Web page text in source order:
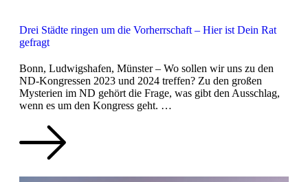
Drei Städte ringen um die Vorherrschaft – Hier ist Dein Rat
gefragt
Bonn, Ludwigshafen, Münster – Wo sollen wir uns zu den
ND-Kongressen 2023 und 2024 treffen? Zu den großen
Mysterien im ND gehört die Frage, was gibt den Ausschlag,
wenn es um den Kongress geht. …